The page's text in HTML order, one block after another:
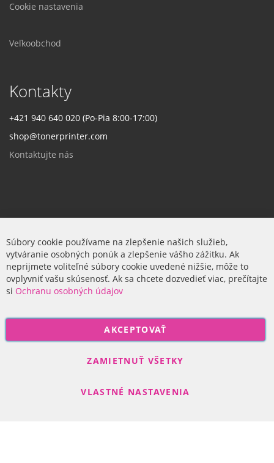
Cookie nastavenia
Veľkoobchod
Kontakty
+421 940 640 020 (Po-Pia 8:00-17:00)
shop@tonerprinter.com
Kontaktujte nás
Firma
O nás
P
Súbory cookie používame na zlepšenie našich služieb,
vytváranie osobných ponúk a zlepšenie vášho zážitku. Ak
neprijmete voliteľné súbory cookie uvedené nižšie, môže to
ovplyvniť vašu skúsenosť. Ak sa chcete dozvedieť viac, prečítajte
si Ochranu osobných údajov
AKCEPTOVAŤ
ZAMIETNUŤ VŠETKY
VLASTNÉ NASTAVENIA